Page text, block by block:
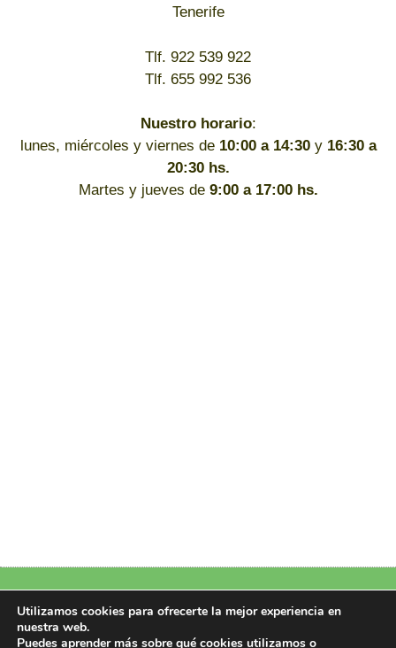
Tenerife
Tlf. 922 539 922
Tlf. 655 992 536
Nuestro horario:
lunes, miércoles y viernes de 10:00 a 14:30y 16:30 a
20:30 hs.
Martes y jueves de 9:00 a 17:00 hs.
Política de Privacidad |Política de Cookies |Aviso Legal|Más información
Utilizamos cookies para ofrecerte la mejor experiencia en
nuestra web.
Puedes aprender más sobre qué cookies utilizamos o